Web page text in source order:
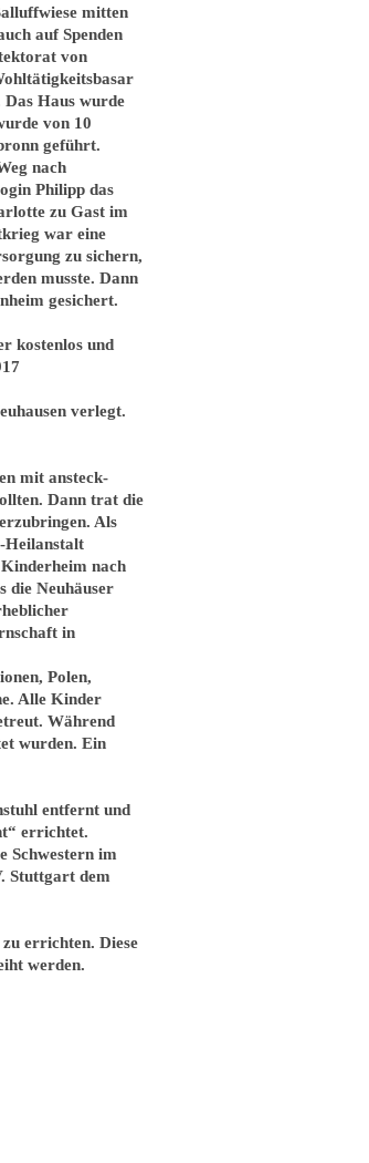
mitten
auf Spenden
von
Haus wurde
von 10
geführt.
nach
Philipp das
zu Gast im
war eine
zu sichern,
musste. Dann
gesichert.
kostenlos und
verlegt.
mit ansteck-
Dann trat die
Als
Heilanstalt
Kinderheim nach
die Neuhäuser
in
Polen,
Alle Kinder
Während
wurden. Ein
entfernt und
errichtet.
Schwestern im
Stuttgart dem
errichten. Diese
werden.